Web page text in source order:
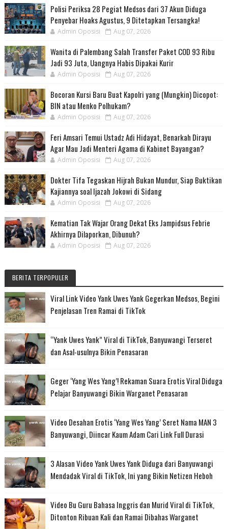
Polisi Periksa 28 Pegiat Medsos dari 37 Akun Diduga
Penyebar Hoaks Agustus, 9 Ditetapkan Tersangka!
Admin Oposisi Aug 07, 2026
Wanita di Palembang Salah Transfer Paket COD 93 Ribu
Jadi 93 Juta, Uangnya Habis Dipakai Kurir
Admin Oposisi Aug 07, 2026
Bocoran Kursi Baru Buat Kapolri yang (Mungkin) Dicopot:
BIN atau Menko Polhukam?
Admin Oposisi Aug 07, 2026
Feri Amsari Temui Ustadz Adi Hidayat, Benarkah Dirayu
Agar Mau Jadi Menteri Agama di Kabinet Bayangan?
Admin Oposisi Aug 07, 2026
Dokter Tifa Tegaskan Hijrah Bukan Mundur, Siap Buktikan
Kajiannya soal Ijazah Jokowi di Sidang
Admin Oposisi Aug 07, 2026
Kematian Tak Wajar Orang Dekat Eks Jampidsus Febrie
Akhirnya Dilaporkan, Dibunuh?
Admin Oposisi Aug 07, 2026
BERITA TERPOPULER
Viral Link Video Yank Uwes Yank Gegerkan Medsos, Begini
Penjelasan Tren Ramai di TikTok
“Yank Uwes Yank” Viral di TikTok, Banyuwangi Terseret
dan Asal-usulnya Bikin Penasaran
Geger ‘Yang Wes Yang’! Rekaman Suara Erotis Viral Diduga
Pelajar Banyuwangi Bikin Warganet Penasaran
Video Desahan Erotis ‘Yang Wes Yang’ Seret Nama MAN 3
Banyuwangi, Diincar Kaum Adam Cari Link Full Durasi
3 Alasan Video Yank Uwes Yank Diduga dari Banyuwangi
Mendadak Viral di TikTok, Ini yang Bikin Netizen Heboh
Video Bu Guru Bahasa Inggris dan Murid Viral di TikTok,
Ditonton Ribuan Kali dan Ramai Dibahas Warganet